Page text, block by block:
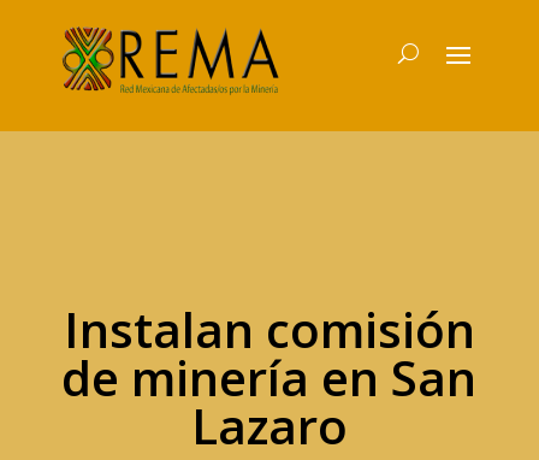
Instalan comisión
de minería en San
Lazaro